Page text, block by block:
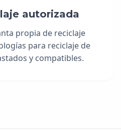
autorizada
propia de reciclaje
para reciclaje de
y compatibles.